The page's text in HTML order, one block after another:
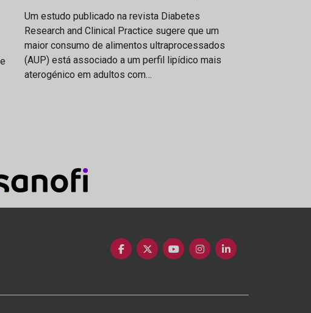
Um estudo publicado na revista Diabetes
Research and Clinical Practice sugere que um
maior consumo de alimentos ultraprocessados
(AUP) está associado a um perfil lipídico mais
aterogénico em adultos com…